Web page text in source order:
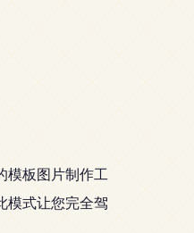
模板图片制作工
模式让您完全驾